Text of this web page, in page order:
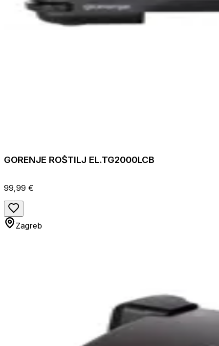
GORENJE ROŠTILJ EL.TG2000LCB
99,99 €
Zagreb